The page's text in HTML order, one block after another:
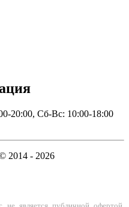
20:00, Сб-Вс: 10:00-18:00
2014 - 2026